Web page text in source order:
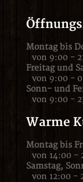
Montag bis
von 9:00 -
Freitag und
von 9:00 -
Sonn- und
von 9:00 -
Warme
Montag bis
von 14:00 -
Samstag,
von 12:00 -